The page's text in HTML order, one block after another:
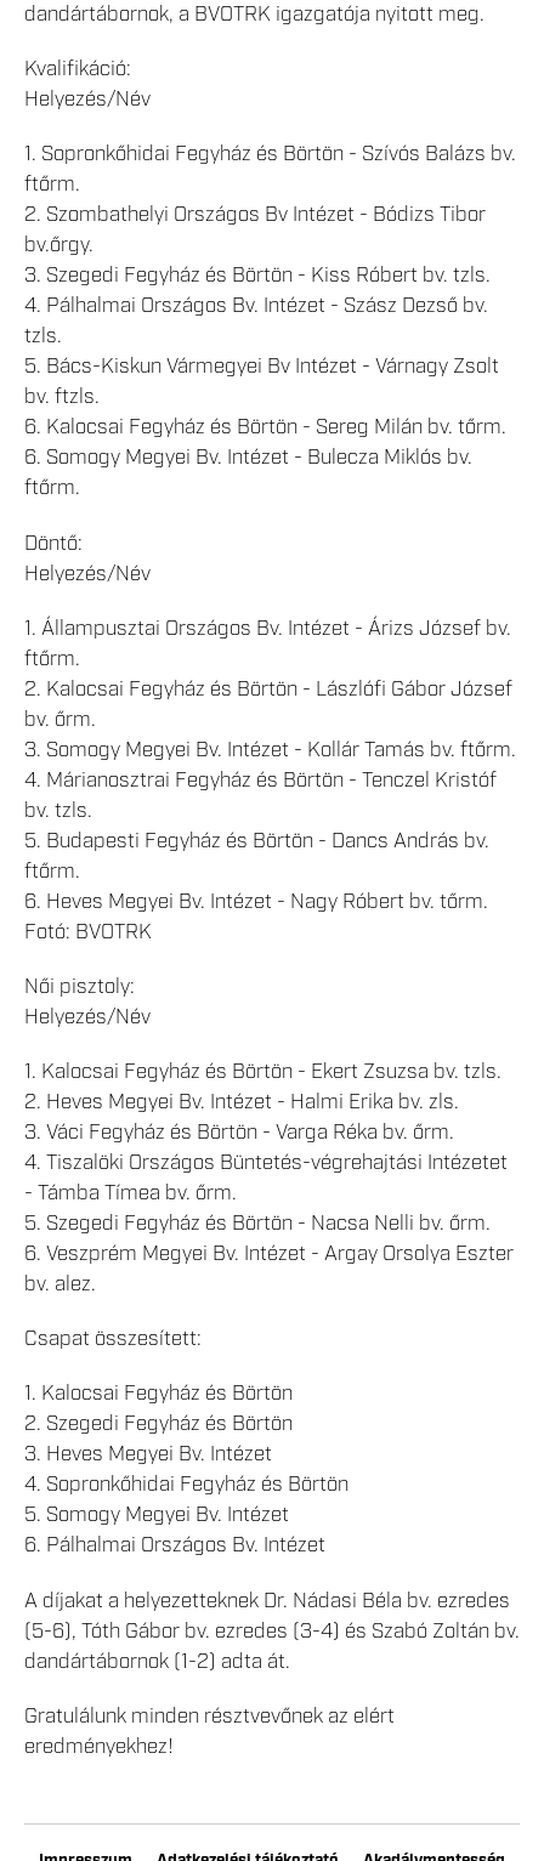
dandártábornok, a BVOTRK igazgatója nyitott meg.
Kvalifikáció:
Helyezés/Név
1. Sopronkőhidai Fegyház és Börtön - Szívós Balázs bv.
ftőrm.
2. Szombathelyi Országos Bv Intézet - Bódizs Tibor
bv.őrgy.
3. Szegedi Fegyház és Börtön - Kiss Róbert bv. tzls.
4. Pálhalmai Országos Bv. Intézet - Szász Dezső bv.
tzls.
5. Bács-Kiskun Vármegyei Bv Intézet - Várnagy Zsolt
bv. ftzls.
6. Kalocsai Fegyház és Börtön - Sereg Milán bv. tőrm.
6. Somogy Megyei Bv. Intézet - Bulecza Miklós bv.
ftőrm.
Döntő:
Helyezés/Név
1. Állampusztai Országos Bv. Intézet - Árizs József bv.
ftőrm.
2. Kalocsai Fegyház és Börtön - Lászlófi Gábor József
bv. őrm.
3. Somogy Megyei Bv. Intézet - Kollár Tamás bv. ftőrm.
4. Márianosztrai Fegyház és Börtön - Tenczel Kristóf
bv. tzls.
5. Budapesti Fegyház és Börtön - Dancs András bv.
ftőrm.
6. Heves Megyei Bv. Intézet - Nagy Róbert bv. tőrm.
Fotó: BVOTRK
Női pisztoly:
Helyezés/Név
1. Kalocsai Fegyház és Börtön - Ekert Zsuzsa bv. tzls.
2. Heves Megyei Bv. Intézet - Halmi Erika bv. zls.
3. Váci Fegyház és Börtön - Varga Réka bv. őrm.
4. Tiszalöki Országos Büntetés-végrehajtási Intézetet
- Támba Tímea bv. őrm.
5. Szegedi Fegyház és Börtön - Nacsa Nelli bv. őrm.
6. Veszprém Megyei Bv. Intézet - Argay Orsolya Eszter
bv. alez.
Csapat összesített:
1. Kalocsai Fegyház és Börtön
2. Szegedi Fegyház és Börtön
3. Heves Megyei Bv. Intézet
4. Sopronkőhidai Fegyház és Börtön
5. Somogy Megyei Bv. Intézet
6. Pálhalmai Országos Bv. Intézet
A díjakat a helyezetteknek Dr. Nádasi Béla bv. ezredes
(5-6), Tóth Gábor bv. ezredes (3-4) és Szabó Zoltán bv.
dandártábornok (1-2) adta át.
Gratulálunk minden résztvevőnek az elért
eredményekhez!